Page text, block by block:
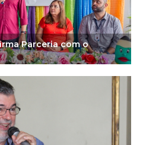
Parceria com o